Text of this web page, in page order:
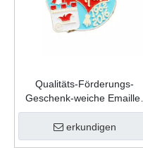
Qualitäts-Förderungs-
Geschenk-weiche Emaille-
kundenspezifische
Andenken-Form-Zink-
Legierungs-Karnevals-
erkundigen